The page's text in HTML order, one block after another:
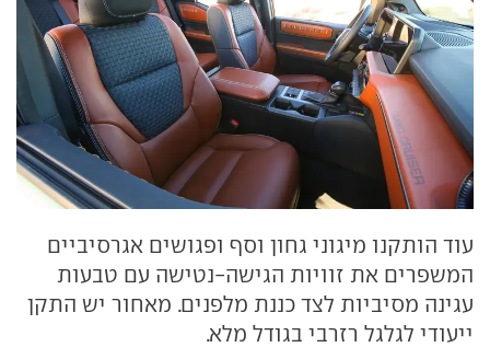
עוד הותקנו מיגוני גחון וסף ופגושים אגרסיביים
המשפרים את זוויות הגישה-נטישה עם טבעות
עגינה מסיביות לצד כננת מלפנים. מאחור יש התקן
ייעודי לגלגל רזרבי בגודל מלא.